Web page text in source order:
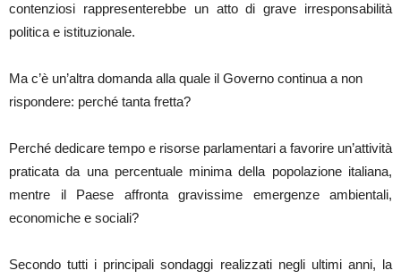
contenziosi rappresenterebbe un atto di grave irresponsabilità
politica e istituzionale.
Ma c’è un’altra domanda alla quale il Governo continua a non
rispondere: perché tanta fretta?
Perché dedicare tempo e risorse parlamentari a favorire un’attività
praticata da una percentuale minima della popolazione italiana,
mentre il Paese affronta gravissime emergenze ambientali,
economiche e sociali?
Secondo tutti i principali sondaggi realizzati negli ultimi anni, la